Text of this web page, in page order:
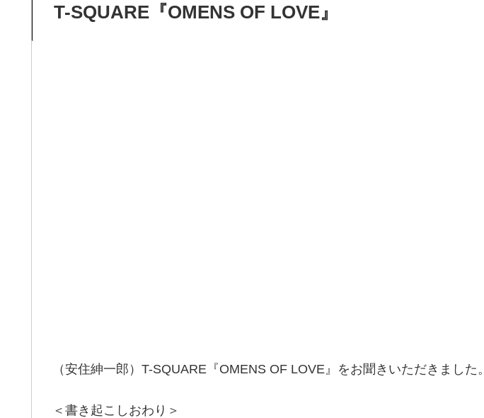
T-SQUARE『OMENS OF LOVE』
（安住紳一郎）T-SQUARE『OMENS OF LOVE』をお聞きいただきました。
＜書き起こしおわり＞